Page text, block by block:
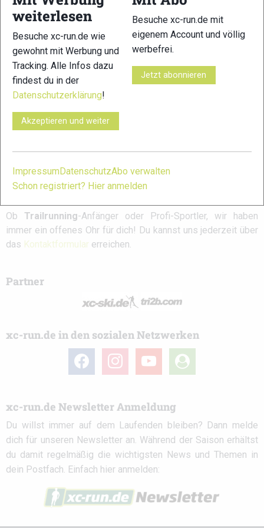
Hochladen
Es tut uns leid !! Es wurde keine Medien für die
Anforderung gefunden !!
Trailrunning-Community und allem was du sonst noch über
deine Lieblingssportart wissen solltest.
Ob Trailrunning-Anfänger oder Profi-Sportler, wir haben
immer ein offenes Ohr für dich! Du kannst uns jederzeit über
das Kontaktformular erreichen.
Partner
xc-run.de in den sozialen Netzwerken
facebook instagramyoutube
user-
circle
xc-run.de Newsletter Anmeldung
Du willst immer auf dem Laufenden bleiben? Dann melde
dich für unseren Newsletter an. Während der Saison erhältst
du damit regelmäßig die wichtigsten News und Themen in
dein Postfach. Einfach hier anmelden:
weiterlesen
Besuche xc-run.de wie
gewohnt mit Werbung und
Tracking. Alle Infos dazu
findest du in der
Datenschutzerklärung!
Akzeptieren und weiter
Besuche xc-run.de mit
eigenem Account und völlig
werbefrei.
Jetzt abonnieren
ImpressumDatenschutzAbo verwalten
Schon registriert? Hier anmelden